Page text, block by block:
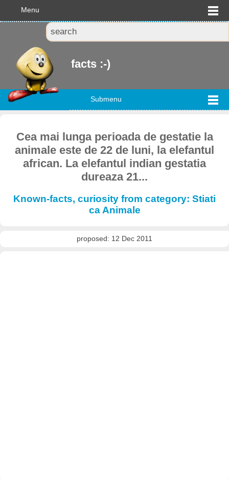
Menu
facts :-)
Submenu
Cea mai lunga perioada de gestatie la
animale este de 22 de luni, la elefantul
african. La elefantul indian gestatia
dureaza 21...
Known-facts, curiosity from category: Stiati
ca Animale
proposed: 12 Dec 2011